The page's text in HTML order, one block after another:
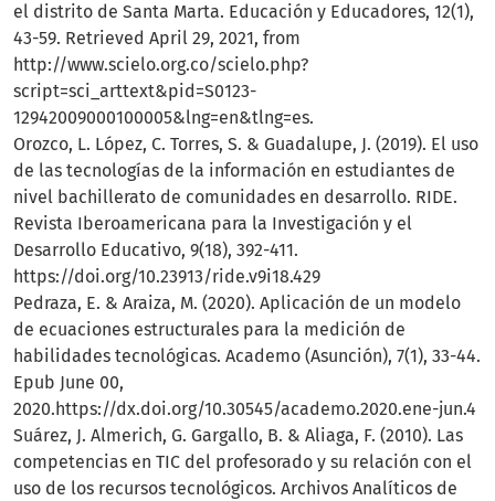
el distrito de Santa Marta. Educación y Educadores, 12(1),
43-59. Retrieved April 29, 2021, from
http://www.scielo.org.co/scielo.php?
script=sci_arttext&pid=S0123-
12942009000100005&lng=en&tlng=es.
Orozco, L. López, C. Torres, S. & Guadalupe, J. (2019). El uso
de las tecnologías de la información en estudiantes de
nivel bachillerato de comunidades en desarrollo. RIDE.
Revista Iberoamericana para la Investigación y el
Desarrollo Educativo, 9(18), 392-411.
https://doi.org/10.23913/ride.v9i18.429
Pedraza, E. & Araiza, M. (2020). Aplicación de un modelo
de ecuaciones estructurales para la medición de
habilidades tecnológicas. Academo (Asunción), 7(1), 33-44.
Epub June 00,
2020.https://dx.doi.org/10.30545/academo.2020.ene-jun.4
Suárez, J. Almerich, G. Gargallo, B. & Aliaga, F. (2010). Las
competencias en TIC del profesorado y su relación con el
uso de los recursos tecnológicos. Archivos Analíticos de